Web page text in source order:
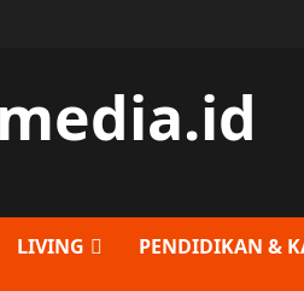
LIVING PENDIDIKAN &